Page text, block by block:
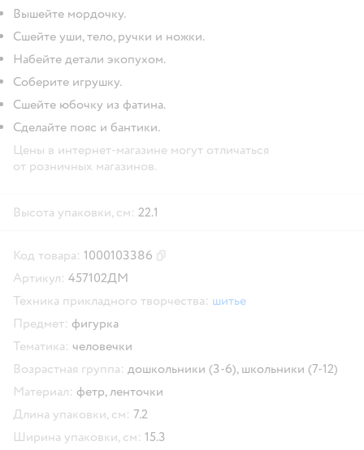
Вышейте мордочку.
Сшейте уши, тело, ручки и ножки.
Набейте детали экопухом.
Соберите игрушку.
Сшейте юбочку из фатина.
Сделайте пояс и бантики.
Цены в интернет-магазине могут отличаться
от розничных магазинов.
Высота упаковки, см: 22.1
Код товара: 1000103386
Артикул: 457102ДМ
Техника прикладного творчества: шитье
Предмет: фигурка
Тематика: человечки
Возрастная группа: дошкольники (3-6), школьники (7-12)
Материал: фетр,ленточки
Длина упаковки, см: 7.2
Ширина упаковки, см: 15.3